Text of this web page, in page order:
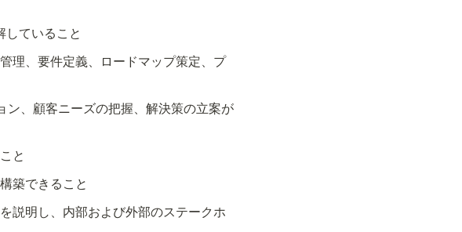
ていること
理、要件定義、ロードマップ策定、プ
ン、顧客ニーズの把握、解決策の立案が
と
築できること
説明し、内部および外部のステークホ